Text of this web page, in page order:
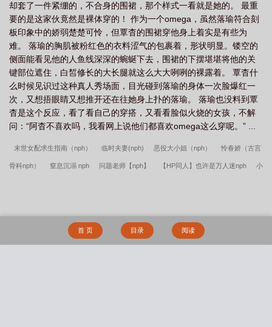
却套了一件紧绷的，不合身的围裙，那个样式一看就是她的。 最重
要的是这家伙竟然是裸体穿的！ 作为一个omega，虽然落瑜符合刻
板印象中的娇弱楚楚可怜，但覃杳的围裙穿他身上着实是有些为
难。 落瑜的胸肌被粉红色的衣料涩气的包裹着，形状明显。镂空的
侧面能看见他的人鱼线深深的蜿蜒下去，围裙的下摆堪堪将他的关
键部位遮住，白皙修长的大长腿就这么大大咧咧的裸露着。 覃杳什
么时候见识过这种真人秀场面，目光碰到落瑜的身体一次脸爆红一
次，又想捂眼睛又想推开还在往她身上扑的落瑜。 落瑜也没料到覃
杳是这个反应，看了看自己的穿搭，又看看脸似火烧的女孩，不解
问：“阿杳不喜欢吗，我看网上说他们都喜欢omega这么穿呢。” ...
末世女配求生指南（nph） 临时夫妻(nph) 恶役大小姐（nph） 怜春娇（古言
骨科nph） 窒息沉溺 nph 问题老师【nph】 【HP同人】也许是万人迷nph 小
狼窝（nph，强制，性虐，bg） 替身白月光她貌美如花［nph］
首 页 目录 阅读